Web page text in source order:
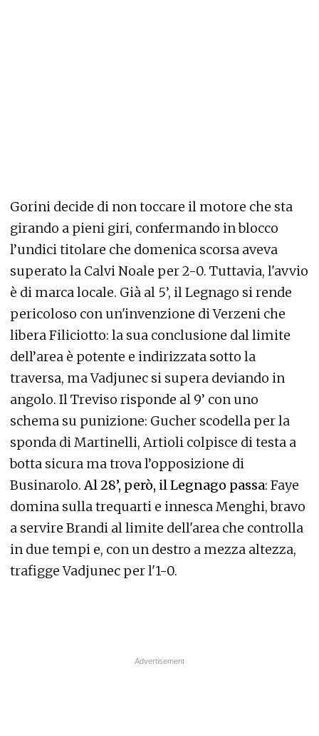
Gorini decide di non toccare il motore che sta
girando a pieni giri, confermando in blocco
l’undici titolare che domenica scorsa aveva
superato la Calvi Noale per 2-0. Tuttavia, l'avvio
è di marca locale. Già al 5’, il Legnago si rende
pericoloso con un'invenzione di Verzeni che
libera Filiciotto: la sua conclusione dal limite
dell’area è potente e indirizzata sotto la
traversa, ma Vadjunec si supera deviando in
angolo. Il Treviso risponde al 9’ con uno
schema su punizione: Gucher scodella per la
sponda di Martinelli, Artioli colpisce di testa a
botta sicura ma trova l’opposizione di
Businarolo.Al 28’, però, il Legnago passa: Faye
domina sulla trequarti e innesca Menghi, bravo
a servire Brandi al limite dell'area che controlla
in due tempi e, con un destro a mezza altezza,
trafigge Vadjunec per l'1-0.